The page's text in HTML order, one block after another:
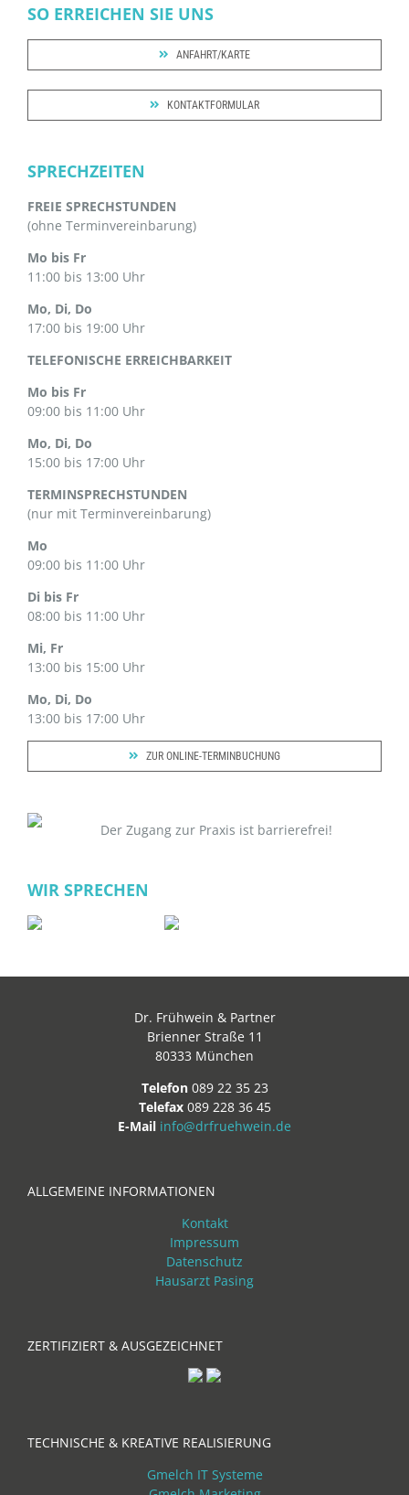
SO ERREICHEN SIE UNS
ANFAHRT/KARTE
KONTAKTFORMULAR
SPRECHZEITEN
FREIE SPRECHSTUNDEN
(ohne Terminvereinbarung)
Mo bis Fr
11:00 bis 13:00 Uhr
Mo, Di, Do
17:00 bis 19:00 Uhr
TELEFONISCHE ERREICHBARKEIT
Mo bis Fr
09:00 bis 11:00 Uhr
Mo, Di, Do
15:00 bis 17:00 Uhr
TERMINSPRECHSTUNDEN
(nur mit Terminvereinbarung)
Mo
09:00 bis 11:00 Uhr
Di bis Fr
08:00 bis 11:00 Uhr
Mi, Fr
13:00 bis 15:00 Uhr
Mo, Di, Do
13:00 bis 17:00 Uhr
ZUR ONLINE-TERMINBUCHUNG
Der Zugang zur Praxis ist barrierefrei!
WIR SPRECHEN
Dr. Frühwein & Partner
Brienner Straße 11
80333 München
Telefon089 22 35 23
Telefax089 228 36 45
E-Mail info@drfruehwein.de
ALLGEMEINE INFORMATIONEN
Kontakt
Impressum
Datenschutz
Hausarzt Pasing
ZERTIFIZIERT & AUSGEZEICHNET
TECHNISCHE & KREATIVE REALISIERUNG
Gmelch IT Systeme